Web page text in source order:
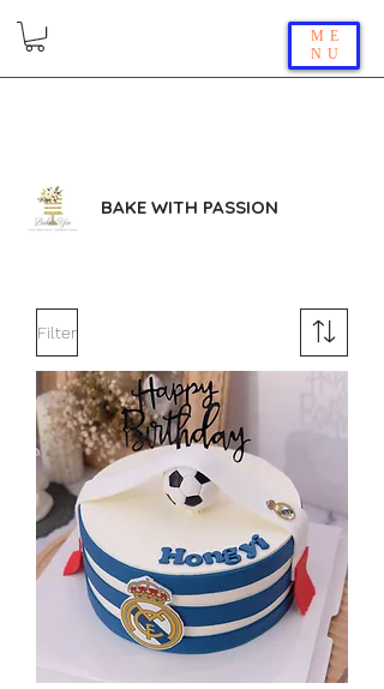
ME
NU
BAKE WITH PASSION
Filter